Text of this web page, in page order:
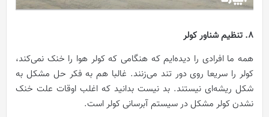
8. تنظیم شناور کولر
همه ما افرادی را دیده‌ایم که هنگامی که کولر هوا را خنک نمی‌کند،
کولر را سریعا روی دور تند می‌زنند. غالبا هم به فکر حل مشکل به
شکل ریشه‌ای نیستند. بد نیست بدانید که اغلب اوقات علت خنک
نشدن کولر مشکل در سیستم آبرسانی کولر است.